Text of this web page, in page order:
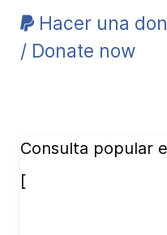
Hacer una
/ Donate now
Consulta popular
[